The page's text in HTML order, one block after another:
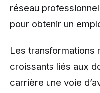
réseau
pour obtenir un
Les transformations
croissants liés aux
carrière une voie